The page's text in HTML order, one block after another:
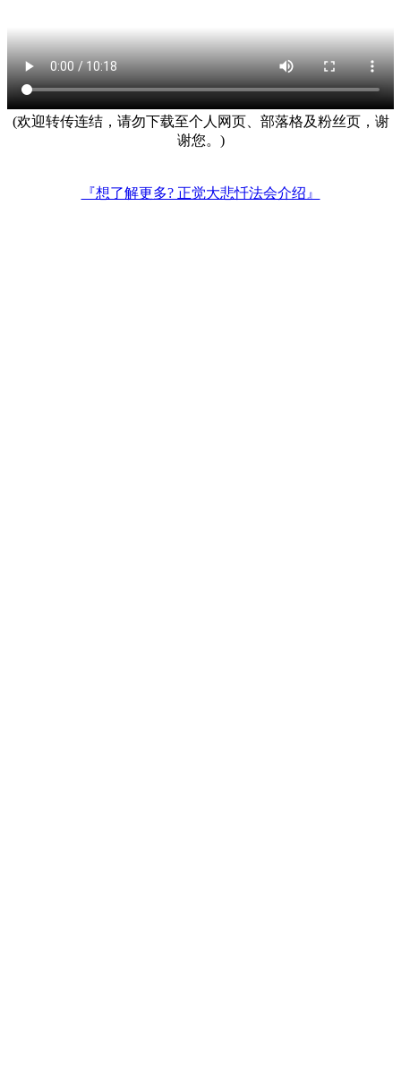
(欢迎转传连结，请勿下载至个人网页、部落格及粉丝页，谢
谢您。)
『想了解更多? 正觉大悲忏法会介绍』